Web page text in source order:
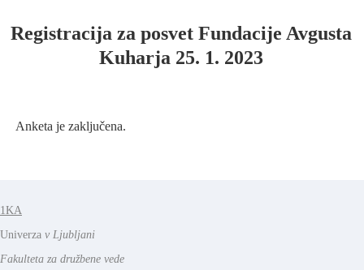
Registracija za posvet Fundacije Avgusta
Kuharja 25. 1. 2023
Anketa je zaključena.
1KA
Univerza v Ljubljani
Fakulteta za družbene vede